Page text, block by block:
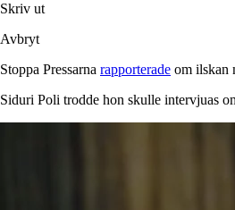
Skriv ut
Avbryt
Stoppa Pressarna rapporterade om ilskan
Siduri Poli trodde hon skulle intervjuas